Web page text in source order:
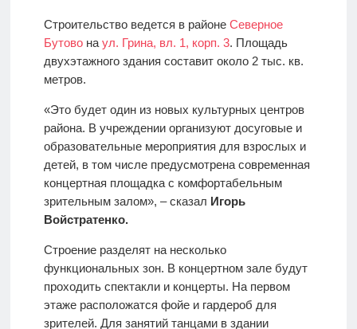
Строительство ведется в районе Северное
Бутовона ул. Грина, вл. 1, корп. 3. Площадь
двухэтажного здания составит около 2 тыс. кв.
метров.
«Это будет один из новых культурных центров
района. В учреждении организуют досуговые и
образовательные мероприятия для взрослых и
детей, в том числе предусмотрена современная
концертная площадка с комфортабельным
зрительным залом», – сказал Игорь
Войстратенко.
Строение разделят на несколько
функциональных зон. В концертном зале будут
проходить спектакли и концерты. На первом
этаже расположатся фойе и гардероб для
зрителей. Для занятий танцами в здании